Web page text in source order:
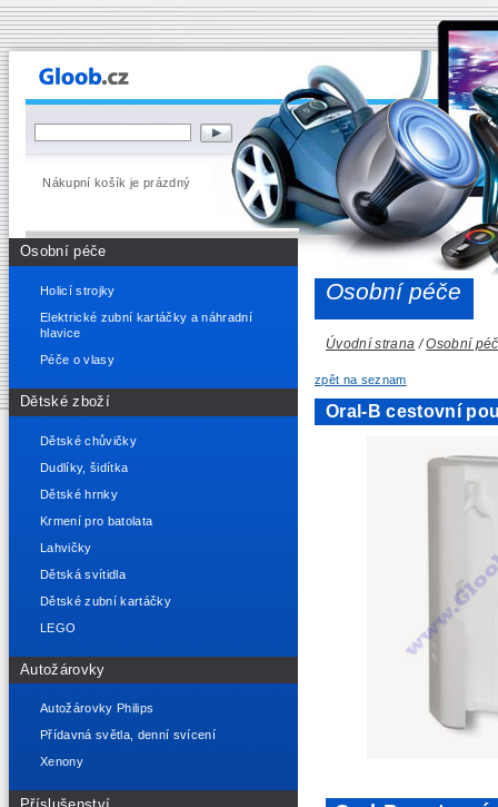
Nákupní košík je prázdný
Osobní péče
Holicí strojky
Elektrické zubní kartáčky a náhradní
hlavice
Péče o vlasy
Dětské zboží
Dětské chůvičky
Dudlíky, šidítka
Dětské hrnky
Krmení pro batolata
Lahvičky
Dětská svítidla
Dětské zubní kartáčky
LEGO
Autožárovky
Autožárovky Philips
Přídavná světla, denní svícení
Xenony
Osobní péče
Úvodní strana /Osobní
zpět na seznam
Oral-B cestovní